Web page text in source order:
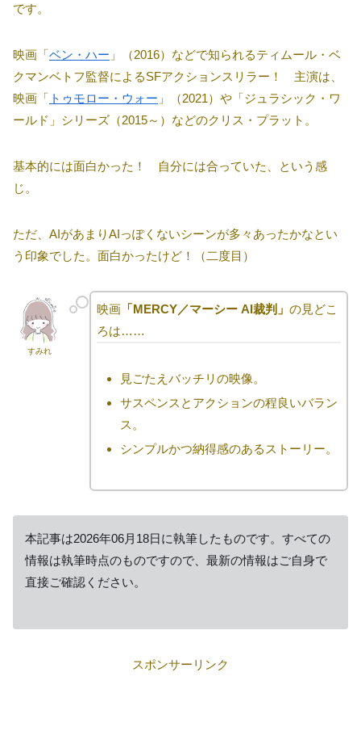
です。
映画「ベン・ハー 」（2016）などで知られるティムール・ベ
クマンベトフ監督によるSFアクションスリラー！ 主演は、
映画「 トゥモロー・ウォー 」（2021）や「ジュラシック・ワ
ールド」シリーズ（2015～）などのクリス・プラット。
基本的には面白かった！ 自分には合っていた、という感
じ。
ただ、AIがあまりAIっぽくないシーンが多々あったかなとい
う印象でした。面白かったけど！（二度目）
すみれ
映画「MERCY／マーシー AI裁判」 の見どこ
ろは……
見ごたえバッチリの映像。
サスペンスとアクションの程良いバラン
ス。
シンプルかつ納得感のあるストーリー。
本記事は2026年06月18日に執筆したものです。すべての
情報は執筆時点のものですので、最新の情報はご自身で
直接ご確認ください。
スポンサーリンク